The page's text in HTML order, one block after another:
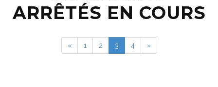
ARRÊTÉS EN COURS
« 1 2 3 4 »